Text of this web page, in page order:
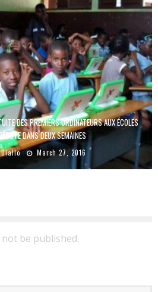
DES PREMIERS ORDINATEURS AUX ÉCOLES
DANS DEUX SEMAINES
Diallo March 27, 2016
be published.